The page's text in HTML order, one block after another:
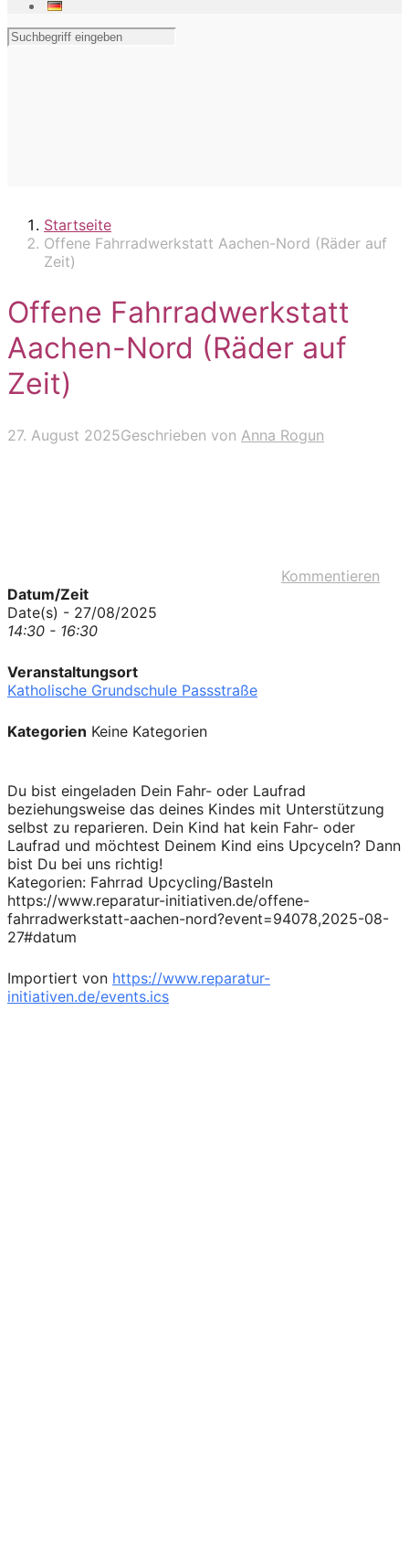
Startseite
Offene Fahrradwerkstatt Aachen-Nord (Räder auf
Zeit)
Offene Fahrradwerkstatt
Aachen-Nord (Räder auf
Zeit)
27. August 2025Geschrieben von Anna Rogun
Kommentieren
Datum/Zeit
Date(s) - 27/08/2025
14:30 - 16:30
Veranstaltungsort
Katholische Grundschule Passstraße
Kategorien Keine Kategorien
Du bist eingeladen Dein Fahr- oder Laufrad
beziehungsweise das deines Kindes mit Unterstützung
selbst zu reparieren. Dein Kind hat kein Fahr- oder
Laufrad und möchtest Deinem Kind eins Upcyceln? Dann
bist Du bei uns richtig!
Kategorien: Fahrrad Upcycling/Basteln
https://www.reparatur-initiativen.de/offene-
fahrradwerkstatt-aachen-nord?event=94078,2025-08-
27#datum
Importiert von https://www.reparatur-
initiativen.de/events.ics